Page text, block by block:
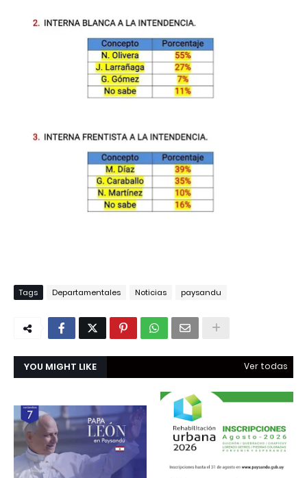
Tags Departamentales Noticias paysandu
YOU MIGHT LIKE Ver todas